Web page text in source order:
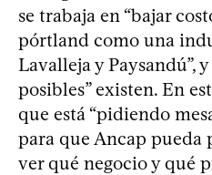
se trabaja en “bajar
pórtland como una
Lavalleja y Paysandú”,
posibles” existen. En
que está “pidiendo
para que Ancap pueda
ver qué negocio y qué